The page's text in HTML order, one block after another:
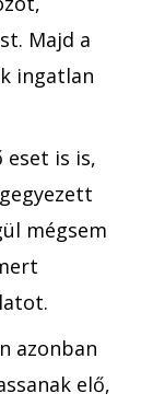
Majd a
ingatlan
eset is is,
mégsem
azonban
elő,